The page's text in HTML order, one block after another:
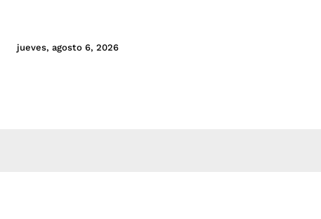
jueves, agosto 6, 2026